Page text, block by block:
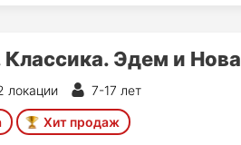
Классика. Эдем и
локации 7-17 лет
Хит продаж